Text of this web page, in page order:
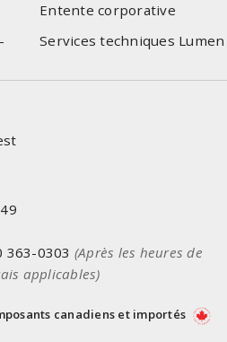
Entente corporative
Services techniques Lumen
363-0303 (Après les heures de
applicables)
canadiens et importés